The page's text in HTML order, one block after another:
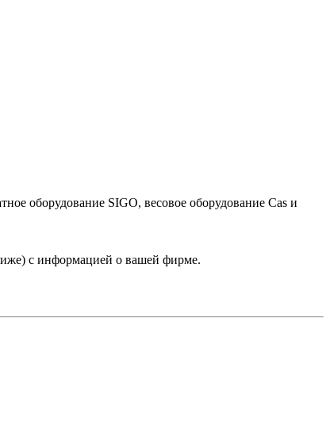
оборудование SIGO, весовое оборудование Cas и
с информацией о вашей фирме.